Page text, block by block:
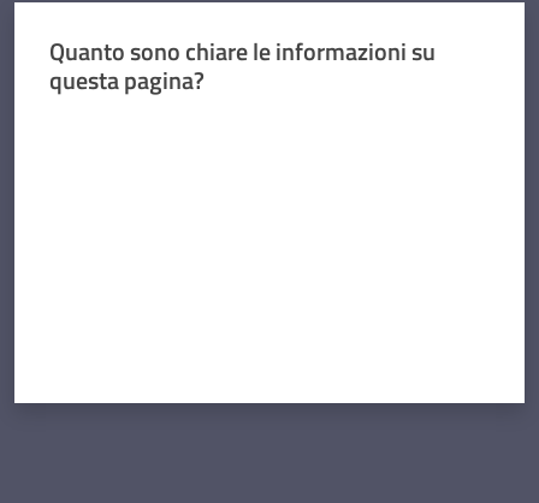
Quanto sono chiare le informazioni su
questa pagina?